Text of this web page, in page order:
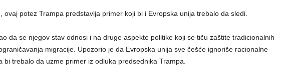
ovaj potez Trampa predstavlja primer koji bi i Evropska unija trebalo da sledi.
da se njegov stav odnosi i na druge aspekte politike koji se tiču zaštite tradicionalnih
migracije. Upozorio je da Evropska unija sve češće ignoriše racionalne
bi trebalo da uzme primer iz odluka predsednika Trampa.